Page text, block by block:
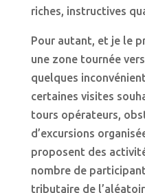
riches, instructives
Pour autant, et je le
une zone tournée
quelques
certaines visites
tours opérateurs,
d’excursions
proposent des
nombre de
tributaire de